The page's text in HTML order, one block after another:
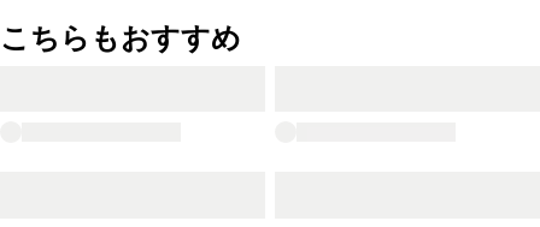
こちらもおすすめ